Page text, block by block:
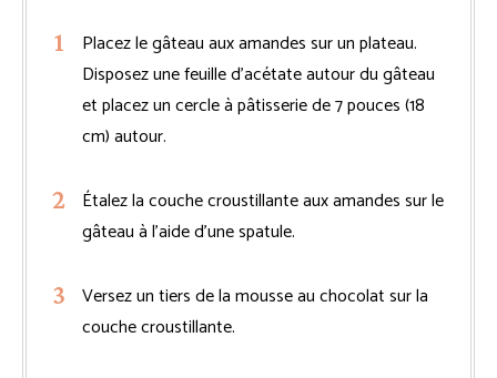
Placez le gâteau aux amandes sur un plateau.
Disposez une feuille d’acétate autour du gâteau
et placez un cercle à pâtisserie de 7 pouces (18
cm) autour.
Étalez la couche croustillante aux amandes sur le
gâteau à l’aide d’une spatule.
Versez un tiers de la mousse au chocolat sur la
couche croustillante.